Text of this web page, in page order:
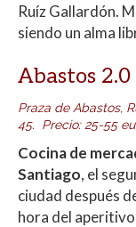
Ruíz Gallardón.
siendo un alma
Abastos 2.0
Praza de Abastos,
45.
Precio: 25-55
Cocina de
Santiago, el
ciudad después
hora del